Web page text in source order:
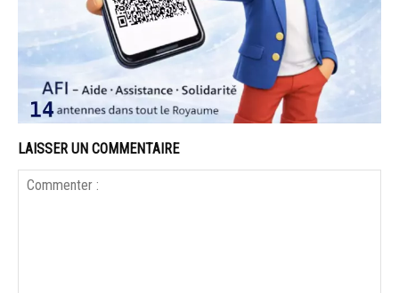
LAISSER UN COMMENTAIRE